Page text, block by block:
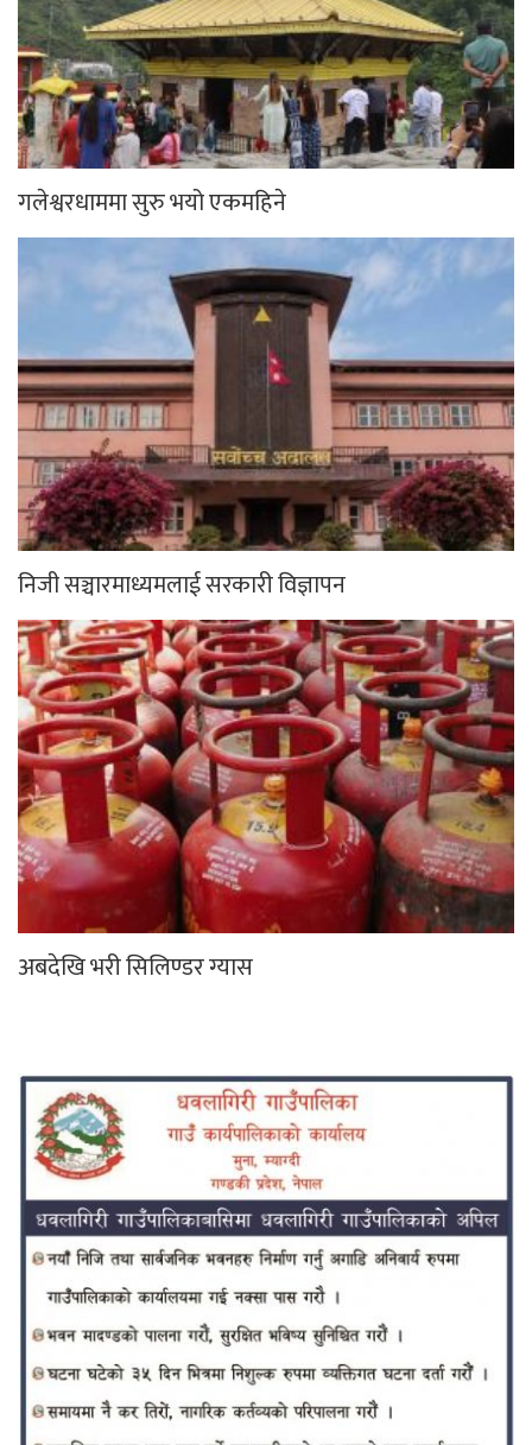
गलेश्वरधाममा सुरु भयो एकमहिने
निजी सञ्चारमाध्यमलाई सरकारी विज्ञापन
अबदेखि भरी सिलिण्डर ग्यास